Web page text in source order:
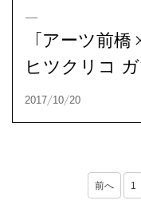
2019/01/26
「アーツ前
ヒツクリコ
れる場所」図
前へ 1